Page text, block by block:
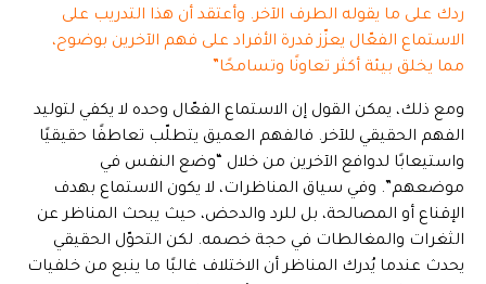
ردك على ما يقوله الطرف الآخر. وأعتقد أن هذا التدريب على
الاستماع الفعّال يعزّز قدرة الأفراد على فهم الآخرين بوضوح،
مما يخلق بيئة أكثر تعاونًا وتسامحًا”
ومع ذلك، يمكن القول إن الاستماع الفعّال وحده لا يكفي لتوليد
الفهم الحقيقي للآخر. فالفهم العميق يتطلّب تعاطفًا حقيقيًا
واستيعابًا لدوافع الآخرين من خلال “وضع النفس في
موضعهم”. وفي سياق المناظرات، لا يكون الاستماع بهدف
الإقناع أو المصالحة، بل للرد والدحض، حيث يبحث المناظر عن
الثغرات والمغالطات في حجة خصمه. لكن التحوّل الحقيقي
يحدث عندما يُدرك المناظر أن الاختلاف غالبًا ما ينبع من خلفيات